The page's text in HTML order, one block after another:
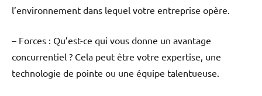
l’environnement dans lequel votre entreprise opère.
– Forces : Qu’est-ce qui vous donne un avantage
concurrentiel ? Cela peut être votre expertise, une
technologie de pointe ou une équipe talentueuse.